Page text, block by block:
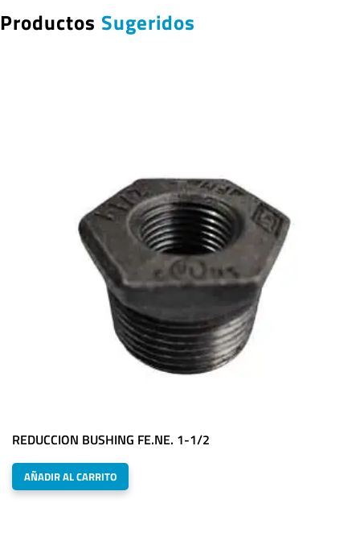
Productos Sugeridos
REDUCCION BUSHING FE.NE. 1-1/2
AÑADIR AL CARRITO